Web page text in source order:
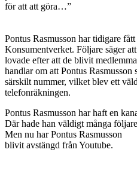
för att att göra…”
Pontus Rasmusson har tidigare
Konsumentverket. Följare säger
lovade efter att de blivit
handlar om att Pontus
särskilt nummer, vilket blev ett
telefonräkningen.
Pontus Rasmusson har haft en
Där hade han väldigt många
Men nu har Pontus Rasmusson
blivit avstängd från Youtube.